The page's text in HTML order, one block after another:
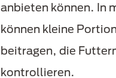
anbieten können. In
können kleine
beitragen, die
kontrollieren.